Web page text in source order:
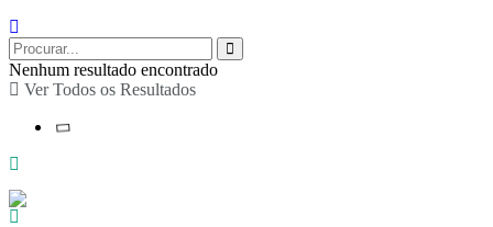
Nenhum resultado encontrado
Ver Todos os Resultados